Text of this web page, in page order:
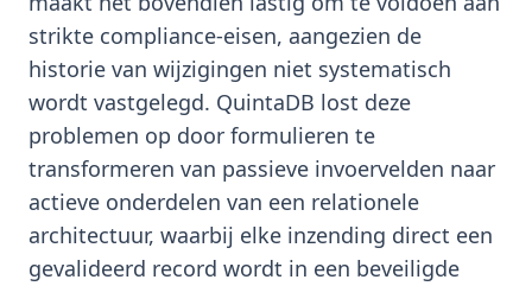
strikte compliance-eisen, aangezien de
historie van wijzigingen niet systematisch
wordt vastgelegd. QuintaDB lost deze
problemen op door formulieren te
transformeren van passieve invoervelden naar
actieve onderdelen van een relationele
architectuur, waarbij elke inzending direct een
gevalideerd record wordt in een beveiligde